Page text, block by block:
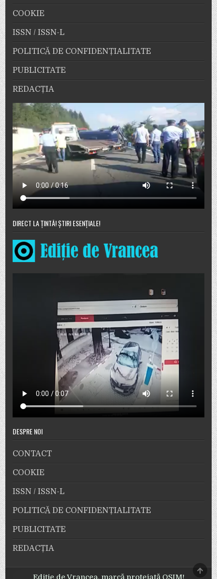
COOKIE
ISSN / ISSN-L
POLITICĂ DE CONFIDENȚIALITATE
PUBLICITATE
REDACȚIA
DIRECT LA ȚINTĂ! ȘTIRI ESENȚIALE!
DESPRE NOI
CONTACT
COOKIE
ISSN / ISSN-L
POLITICĂ DE CONFIDENȚIALITATE
PUBLICITATE
REDACȚIA